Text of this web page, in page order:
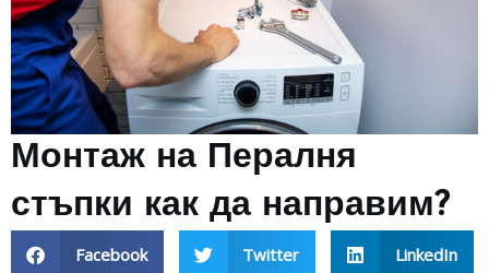
Монтаж на Пералня
стъпки как да направим?
Facebook Twitter LinkedIn